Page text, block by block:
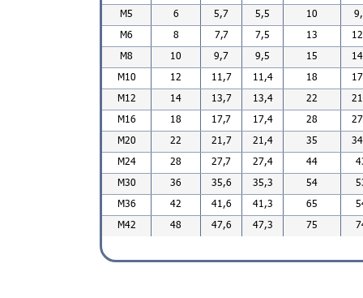
M5 6 5,7 5,5 10
M6 8 7,7 7,5 13
M8 10 9,7 9,5 15
M10 12 11,7 11,4 18
M12 14 13,7 13,4 22
M16 18 17,7 17,4 28
M20 22 21,7 21,4 35
M24 28 27,7 27,4 44
M30 36 35,6 35,3 54
M36 42 41,6 41,3 65
M42 48 47,6 47,3 75